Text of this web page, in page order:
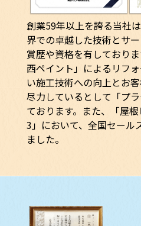
創業59年以上を誇る当社
界での卓越した技術とサ
賞歴や資格を有しており
西ペイント」によるリフ
い施工技術への向上とお
尽力しているとして「プ
ております。また、「屋
3」において、全国セール
ました。